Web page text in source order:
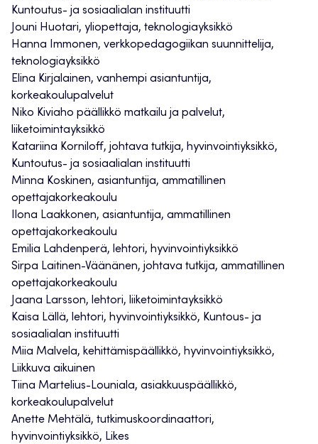
Kuntoutus- ja sosiaalialan instituutti
Jouni Huotari, yliopettaja, teknologiayksikkö
Hanna Immonen, verkkopedagogiikan suunnittelija,
teknologiayksikkö
Elina Kirjalainen, vanhempi asiantuntija,
korkeakoulupalvelut
Niko Kiviaho päällikkö matkailu ja palvelut,
liiketoimintayksikkö
Katariina Korniloff, johtava tutkija, hyvinvointiyksikkö,
Kuntoutus- ja sosiaalialan instituutti
Minna Koskinen, asiantuntija, ammatillinen
opettajakorkeakoulu
Ilona Laakkonen, asiantuntija, ammatillinen
opettajakorkeakoulu
Emilia Lahdenperä, lehtori, hyvinvointiyksikkö
Sirpa Laitinen-Väänänen, johtava tutkija, ammatillinen
opettajakorkeakoulu
Jaana Larsson, lehtori, liiketoimintayksikkö
Kaisa Lällä, lehtori, hyvinvointiyksikkö, Kuntous- ja
sosiaalialan instituutti
Miia Malvela, kehittämispäällikkö, hyvinvointiyksikkö,
Liikkuva aikuinen
Tiina Martelius-Louniala, asiakkuuspäällikkö,
korkeakoulupalvelut
Anette Mehtälä, tutkimuskoordinaattori,
hyvinvointiyksikkö, Likes